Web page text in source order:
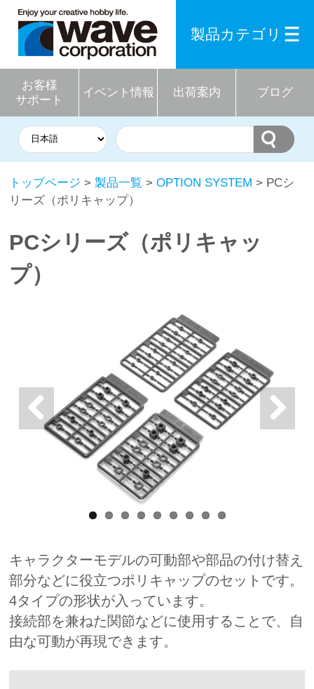
お客様
サポート
イベント情報 出荷案内 ブログ
製品カテゴリ
トップページ > 製品一覧 > OPTION SYSTEM > PCシ
リーズ（ポリキャップ）
PCシリーズ（ポリキャッ
プ）
キャラクターモデルの可動部や部品の付け替え
部分などに役立つポリキャップのセットです。
4タイプの形状が入っています。
接続部を兼ねた関節などに使用することで、自
由な可動が再現できます。